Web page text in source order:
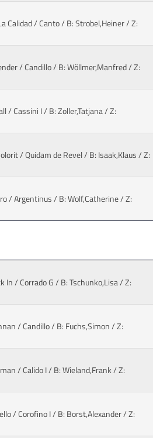
Calidad / Canto/ B: Strobel,Heiner / Z:
/ Candillo/ B: Wöllmer,Manfred / Z:
/ Cassini I/ B: Zoller,Tatjana / Z:
/ Quidam de Revel/ B: Isaak,Klaus / Z:
/ Argentinus/ B: Wolf,Catherine / Z:
In / Corrado G/ B: Tschunko,Lisa / Z:
/ Candillo/ B: Fuchs,Simon / Z:
/ Calido I/ B: Wieland,Frank / Z:
/ Corofino I/ B: Borst,Alexander / Z: